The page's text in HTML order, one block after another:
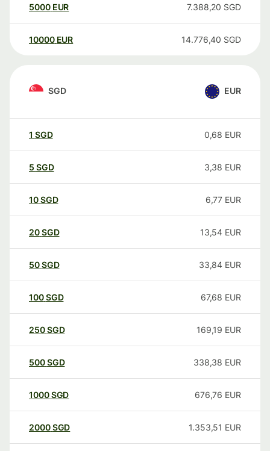
5000 EUR 7.388,20 SGD
10000 EUR 14.776,40 SGD
SGD EUR
1 SGD 0,68 EUR
5 SGD 3,38 EUR
10SGD 6,77 EUR
20SGD 13,54 EUR
50SGD 33,84 EUR
100SGD 67,68 EUR
250SGD 169,19 EUR
500SGD 338,38 EUR
1000SGD 676,76 EUR
2000SGD 1.353,51 EUR